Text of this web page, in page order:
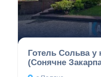
Готель Сольва у
(Сонячне